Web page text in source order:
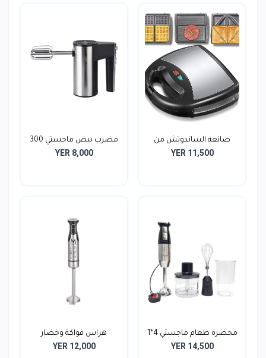
صانعه الساندوتش من
كوزا...
YER 11,500
مضرب بيض ماجستي 300
وات...
YER 8,000
محضرة طعام ماجستي 4*1
5...
YER 14,500
هراس فواكة وخضار
ماجستي...
YER 12,000